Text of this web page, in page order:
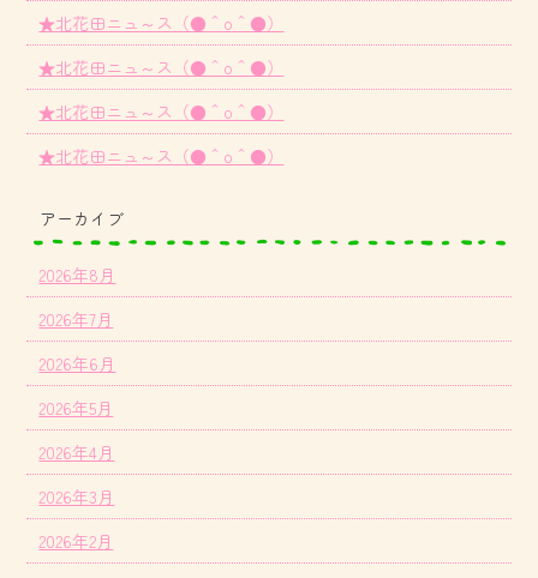
★北花田ニュ～ス（●＾o＾●）
★北花田ニュ～ス（●＾o＾●）
★北花田ニュ～ス（●＾o＾●）
★北花田ニュ～ス（●＾o＾●）
アーカイブ
2026年8月
2026年7月
2026年6月
2026年5月
2026年4月
2026年3月
2026年2月